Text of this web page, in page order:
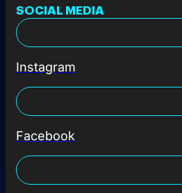
SOCIAL MEDIA
Instagram
Facebook